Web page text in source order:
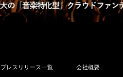
プレスリリース一覧 会社概要